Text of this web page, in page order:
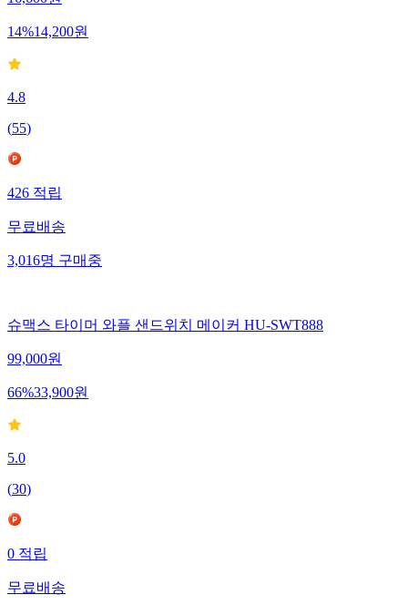
14%14,200원
4.8
(55)
426 적립
무료배송
3,016명 구매중
슈맥스 타이머 와플 샌드위치 메이커 HU-SWT888
99,000원
66%33,900원
5.0
(30)
0 적립
무료배송